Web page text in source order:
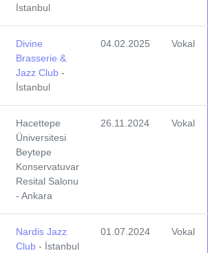
İstanbul
Divine
Brasserie &
Jazz Club -
İstanbul
04.02.2025 Vokal
Hacettepe
Üniversitesi
Beytepe
Konservatuvar
Resital Salonu
- Ankara
26.11.2024 Vokal
Nardis Jazz
Club - İstanbul
01.07.2024 Vokal